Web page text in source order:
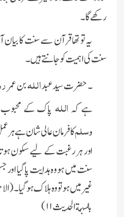
رکھے گا ۔
یہ تو تھا قرآن سے سنت کا
سنت کی اہمیت کو جانتے ہیں۔
۔ حضرت سیدعبداللہبن عمر
ہے کہاللہ پاک کے محبوب
وسلمکا فرمان عالی شان ہے
اور ہر رغبت کے لیے سکون
سنت میں ہو وہ ہدایت پا گیا
غیر میں ہو تو وہ ہلا ک ہوگیا۔(
بالسنة الحدیث ۱۱)